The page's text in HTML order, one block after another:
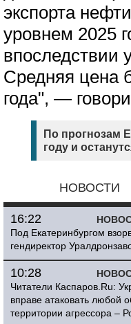
экспорта
уровнем 2025
впоследствии
Средняя цена
года", —
По прогнозам
году и
НОВОСТИ
16:22
Под Екатеринбургом
гендиректор
10:28
Читатели Каспаров.Ru:
вправе атаковать любой
территории агрессора –